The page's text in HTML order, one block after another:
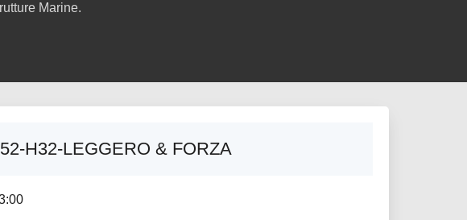
Marine.
H32-LEGGERO & FORZA